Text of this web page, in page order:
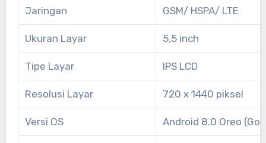
Jaringan GSM/ HSPA/ LTE
Ukuran Layar 5,5 inch
Tipe Layar IPS LCD
Resolusi Layar 720 x 1440 piksel
Versi OS Android 8.0 Oreo (Go